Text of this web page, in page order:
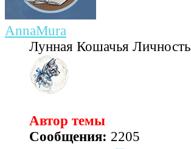
AnnaMura
Лунная Кошачья Личность
Автор темы
Сообщения: 2205